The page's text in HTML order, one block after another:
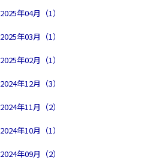
2025年04月（1）
2025年03月（1）
2025年02月（1）
2024年12月（3）
2024年11月（2）
2024年10月（1）
2024年09月（2）